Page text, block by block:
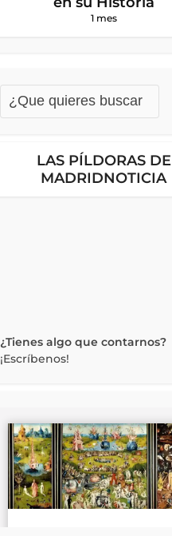
1 mes
LAS PÍLDORAS DE
MADRIDNOTICIA
¿Tienes algo que contarnos?
¡Escríbenos!